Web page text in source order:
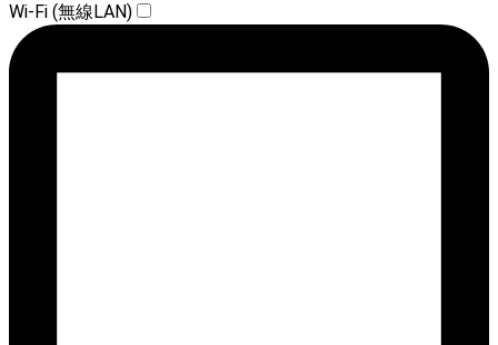
Wi-Fi (無線LAN)